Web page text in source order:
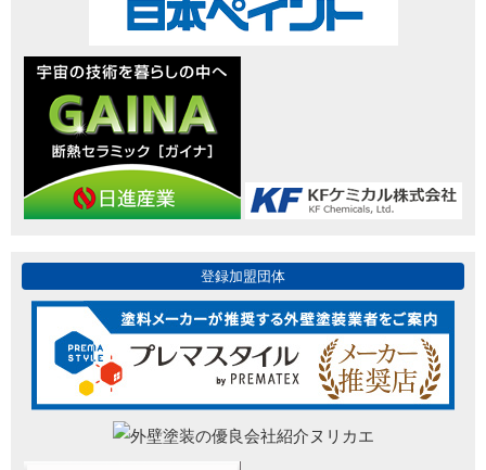
登録加盟団体